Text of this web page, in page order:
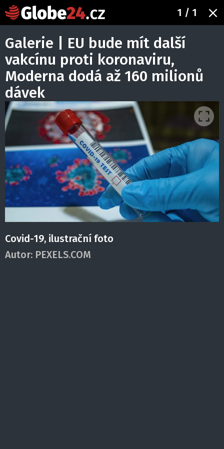
1 / 1
Galerie | EU bude mít další
vakcínu proti koronaviru,
Moderna dodá až 160 milionů
dávek
Covid-19, ilustrační foto
Autor: PEXELS.COM